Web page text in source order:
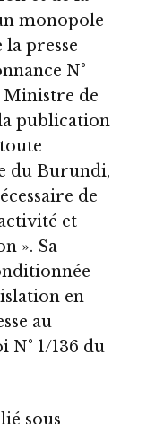
monopole
presse
N°
Ministre de
publication
du Burundi,
de
et
». Sa
en
au
1/136 du
sous